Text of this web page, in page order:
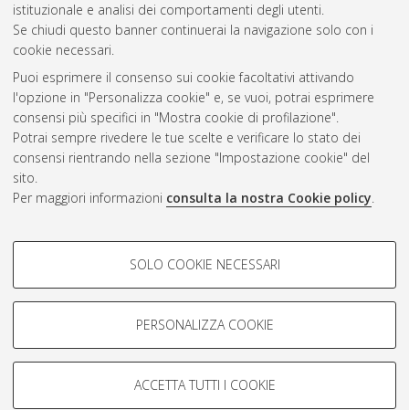
istituzionale e analisi dei comportamenti degli utenti.
Se chiudi questo banner continuerai la navigazione solo con i
cookie necessari.
Puoi esprimere il consenso sui cookie facoltativi attivando
l'opzione in "Personalizza cookie" e, se vuoi, potrai esprimere
consensi più specifici in "Mostra cookie di profilazione".
Potrai sempre rivedere le tue scelte e verificare lo stato dei
consensi rientrando nella sezione "Impostazione cookie" del
sito.
Per maggiori informazioni consulta la nostra Cookie policy.
COOKIE DI PROFILAZIONE -
Si tratta di cookie utilizzati per analizzare le caratteristiche della
navigazione degli utenti, creare profili in base al loro comportamento
Mostra cookie di profilazione
SOLO COOKIE NECESSARI
PERSONALIZZA COOKIE
ACCETTA TUTTI I COOKIE
Atom
Rss 1.0
Rss 2.0
ISSN: 2038-7946
Impostazioni Cookie
Informativa sulla privacy
Condizioni d’uso del sito